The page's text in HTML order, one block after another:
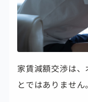
家賃減額交渉は
とではありません。